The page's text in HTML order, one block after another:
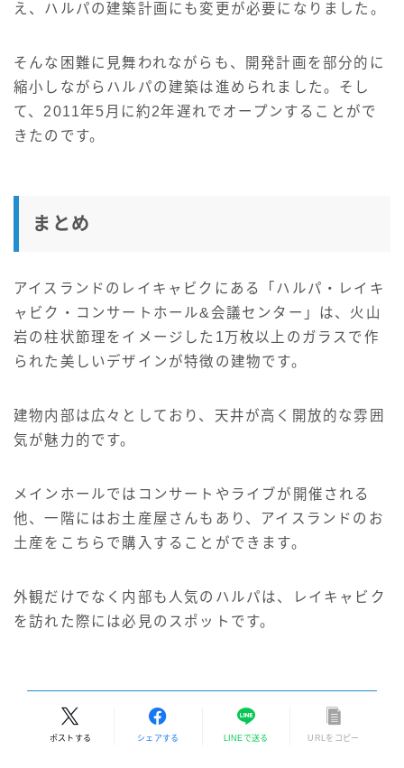
え、ハルパの建築計画にも変更が必要になりました。
そんな困難に見舞われながらも、開発計画を部分的に
縮小しながらハルパの建築は進められました。そし
て、2011年5月に約2年遅れでオープンすることがで
きたのです。
まとめ
アイスランドのレイキャビクにある「ハルパ・レイキ
ャビク・コンサートホール&会議センター」は、火山
岩の柱状節理をイメージした1万枚以上のガラスで作
られた美しいデザインが特徴の建物です。
建物内部は広々としており、天井が高く開放的な雰囲
気が魅力的です。
メインホールではコンサートやライブが開催される
他、一階にはお土産屋さんもあり、アイスランドのお
土産をこちらで購入することができます。
外観だけでなく内部も人気のハルパは、レイキャビク
を訪れた際には必見のスポットです。
ポストする シェアする LINEで送る URLをコピー